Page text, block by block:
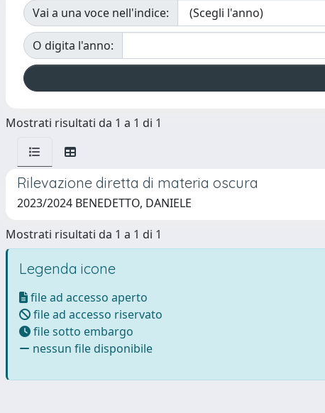
Vai a una voce nell'indice:
O digita l'anno:
Mostrati risultati da 1 a 1 di 1
Rilevazione diretta di materia oscura
2023/2024 BENEDETTO, DANIELE
Mostrati risultati da 1 a 1 di 1
Legenda icone
file ad accesso aperto
file ad accesso riservato
file sotto embargo
nessun file disponibile